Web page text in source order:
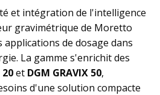
et intégration de l'intelligence
gravimétrique de Moretto
de dosage dans
La gamme s'enrichit des
20et DGM GRAVIX 50,
d'une solution compacte